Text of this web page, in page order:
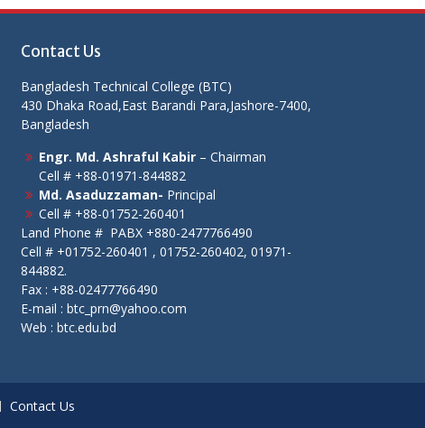
Contact Us
Bangladesh Technical College (BTC)
430 Dhaka Road,East Barandi Para,Jashore-7400,
Bangladesh
Engr. Md. Ashraful Kabir – Chairman
Cell # +88-01971-844882
Md. Asaduzzaman- Principal
Cell # +88-01752-260401
Land Phone # PABX +880-2477766490
Cell # +01752-260401 , 01752-260402, 01971-
844882.
Fax : +88-02477766490
E-mail : btc_prn@yahoo.com
Web :btc.edu.bd
Contact Us